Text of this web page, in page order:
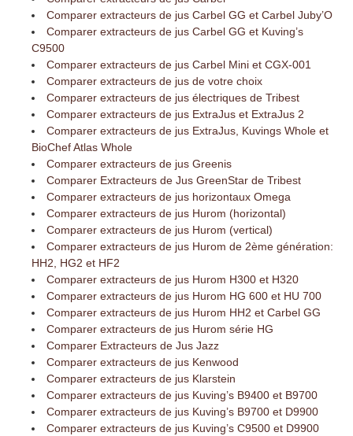
Comparer extracteurs de jus Carbel GG et Carbel Juby’O
Comparer extracteurs de jus Carbel GG et Kuving’s
C9500
Comparer extracteurs de jus Carbel Mini et CGX-001
Comparer extracteurs de jus de votre choix
Comparer extracteurs de jus électriques de Tribest
Comparer extracteurs de jus ExtraJus et ExtraJus 2
Comparer extracteurs de jus ExtraJus, Kuvings Whole et
BioChef Atlas Whole
Comparer extracteurs de jus Greenis
Comparer Extracteurs de Jus GreenStar de Tribest
Comparer extracteurs de jus horizontaux Omega
Comparer extracteurs de jus Hurom (horizontal)
Comparer extracteurs de jus Hurom (vertical)
Comparer extracteurs de jus Hurom de 2ème génération:
HH2, HG2 et HF2
Comparer extracteurs de jus Hurom H300 et H320
Comparer extracteurs de jus Hurom HG 600 et HU 700
Comparer extracteurs de jus Hurom HH2 et Carbel GG
Comparer extracteurs de jus Hurom série HG
Comparer Extracteurs de Jus Jazz
Comparer extracteurs de jus Kenwood
Comparer extracteurs de jus Klarstein
Comparer extracteurs de jus Kuving’s B9400 et B9700
Comparer extracteurs de jus Kuving’s B9700 et D9900
Comparer extracteurs de jus Kuving’s C9500 et D9900